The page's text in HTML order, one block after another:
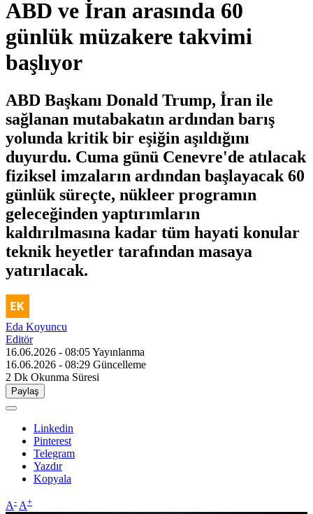
ABD ve İran arasında 60
günlük müzakere takvimi
başlıyor
ABD Başkanı Donald Trump, İran ile
sağlanan mutabakatın ardından barış
yolunda kritik bir eşiğin aşıldığını
duyurdu. Cuma günü Cenevre'de atılacak
fiziksel imzaların ardından başlayacak 60
günlük süreçte, nükleer programın
geleceğinden yaptırımların
kaldırılmasına kadar tüm hayati konular
teknik heyetler tarafından masaya
yatırılacak.
Eda Koyuncu
Editör
16.06.2026 - 08:05Yayınlanma
16.06.2026 - 08:29 Güncelleme
2 Dk Okunma Süresi
Paylaş
Linkedin
Pinterest
Telegram
Yazdır
Kopyala
A- A+